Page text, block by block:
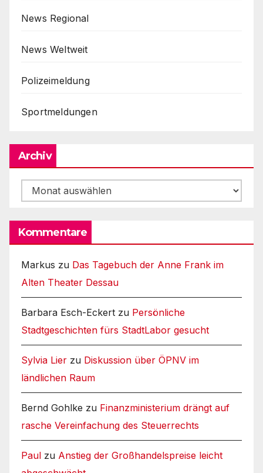
News Regional
News Weltweit
Polizeimeldung
Sportmeldungen
Archiv
Archiv
Kommentare
Markus zu Das Tagebuch der Anne Frank im
Alten Theater Dessau
Barbara Esch-Eckert zu Persönliche
Stadtgeschichten fürs StadtLabor gesucht
Sylvia Lier zu Diskussion über ÖPNV im
ländlichen Raum
Bernd Gohlke zu Finanzministerium drängt auf
rasche Vereinfachung des Steuerrechts
Paul zu Anstieg der Großhandelspreise leicht